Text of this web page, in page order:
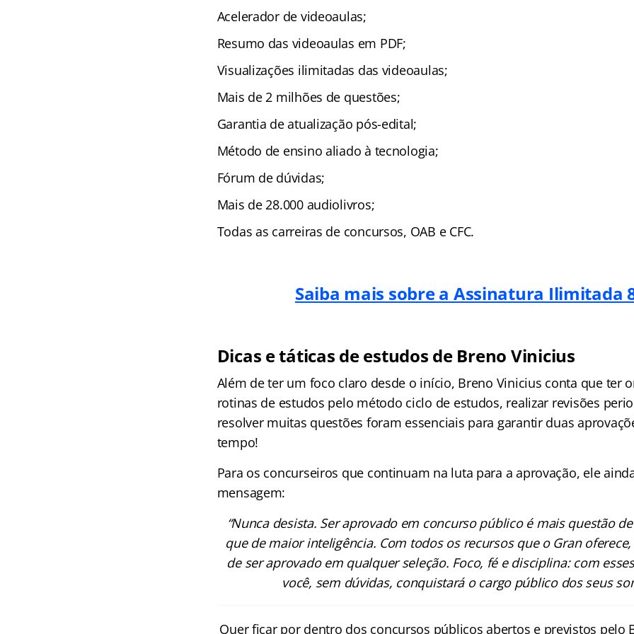
Acelerador de videoaulas;
Resumo das videoaulas em PDF;
Visualizações ilimitadas das videoaulas;
Mais de 2 milhões de questões;
Garantia de atualização pós-edital;
Método de ensino aliado à tecnologia;
Fórum de dúvidas;
Mais de 28.000 audiolivros;
Todas as carreiras de concursos, OAB e CFC.
Saiba mais sobre a Assinatura Ilimitada
Dicas e táticas de estudos de Breno Vinicius
Além de ter um foco claro desde o início, Breno Vinicius conta que ter
rotinas de estudos pelo método ciclo de estudos, realizar revisões
resolver muitas questões foram essenciais para garantir duas
tempo!
Para os concurseiros que continuam na luta para a aprovação, ele
mensagem:
“Nunca desista. Ser aprovado em concurso público é mais questão
que de maior inteligência. Com todos os recursos que o Gran oferece,
de ser aprovado em qualquer seleção. Foco, fé e disciplina: com
você, sem dúvidas, conquistará o cargo público dos seus
Quer ficar por dentro dos concursos públicos abertos e previstos pelo